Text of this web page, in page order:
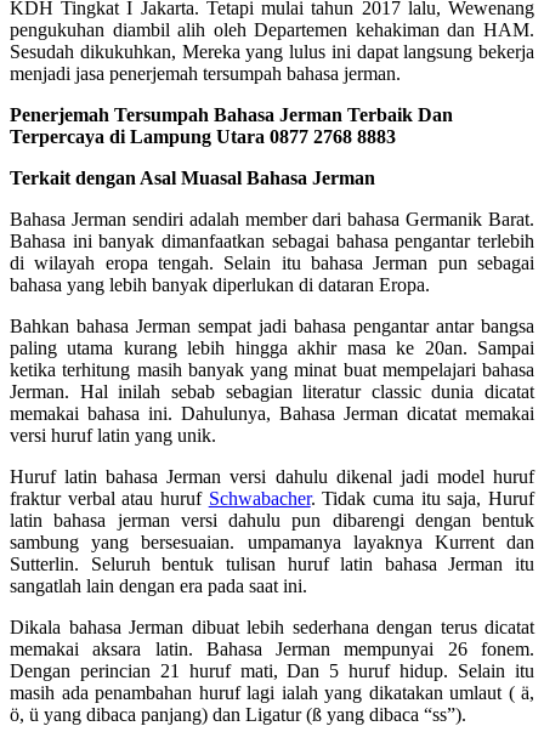
KDH Tingkat I Jakarta. Tetapi mulai tahun 2017 lalu, Wewenang
pengukuhan diambil alih oleh Departemen kehakiman dan HAM.
Sesudah dikukuhkan, Mereka yang lulus ini dapat langsung bekerja
menjadi jasa penerjemah tersumpah bahasa jerman.
Penerjemah Tersumpah Bahasa Jerman Terbaik Dan
Terpercaya di Lampung Utara 0877 2768 8883
Terkait dengan Asal Muasal Bahasa Jerman
Bahasa Jerman sendiri adalah member dari bahasa Germanik Barat.
Bahasa ini banyak dimanfaatkan sebagai bahasa pengantar terlebih
di wilayah eropa tengah. Selain itu bahasa Jerman pun sebagai
bahasa yang lebih banyak diperlukan di dataran Eropa.
Bahkan bahasa Jerman sempat jadi bahasa pengantar antar bangsa
paling utama kurang lebih hingga akhir masa ke 20an. Sampai
ketika terhitung masih banyak yang minat buat mempelajari bahasa
Jerman. Hal inilah sebab sebagian literatur classic dunia dicatat
memakai bahasa ini. Dahulunya, Bahasa Jerman dicatat memakai
versi huruf latin yang unik.
Huruf latin bahasa Jerman versi dahulu dikenal jadi model huruf
fraktur verbal atau huruf Schwabacher. Tidak cuma itu saja, Huruf
latin bahasa jerman versi dahulu pun dibarengi dengan bentuk
sambung yang bersesuaian. umpamanya layaknya Kurrent dan
Sutterlin. Seluruh bentuk tulisan huruf latin bahasa Jerman itu
sangatlah lain dengan era pada saat ini.
Dikala bahasa Jerman dibuat lebih sederhana dengan terus dicatat
memakai aksara latin. Bahasa Jerman mempunyai 26 fonem.
Dengan perincian 21 huruf mati, Dan 5 huruf hidup. Selain itu
masih ada penambahan huruf lagi ialah yang dikatakan umlaut ( ä,
ö, ü yang dibaca panjang) dan Ligatur (ß yang dibaca “ss”).